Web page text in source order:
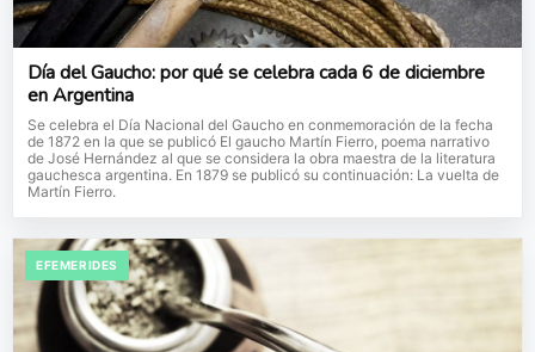
Día del Gaucho: por qué se celebra cada 6 de diciembre
en Argentina
Se celebra el Día Nacional del Gaucho en conmemoración de la fecha
de 1872 en la que se publicó El gaucho Martín Fierro, poema narrativo
de José Hernández al que se considera la obra maestra de la literatura
gauchesca argentina. En 1879 se publicó su continuación: La vuelta de
Martín Fierro.
EFEMERIDES